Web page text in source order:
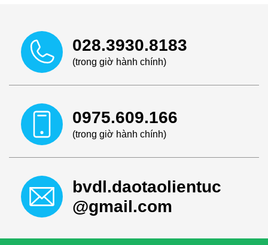
028.3930.8183
(trong giờ hành chính)
0975.609.166
(trong giờ hành chính)
bvdl.daotaolientuc
@gmail.com